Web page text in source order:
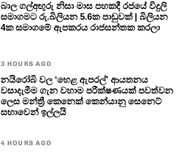
බාල ගල්අඟුරු නිසා මාස පහකදී රජයේ විදුලි
සමාගමට රු.බිලියන 5.6ක පාඩුවක් | බිලියන
4ක සමාගමේ ඇපකරය රාජසන්තක කරලා
3 HOURS AGO
නයිරෝබි වල ‘හෙළ ඇපරල්’ ආයතනය
වසාදැමීම ගැන වහාම පරීක්ෂණයක් පවත්වන
ලෙස මන්ත්‍රී කෙනෙක් කෙන්යානු සෙනෙට්
සභාවෙන් ඉල්ලයි
4 HOURS AGO